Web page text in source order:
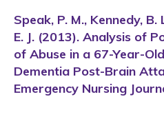
Speak, P. M., Kennedy, B.
E. J. (2013). Analysis of
of Abuse in a 67-Year-
Dementia Post-Brain
Emergency Nursing